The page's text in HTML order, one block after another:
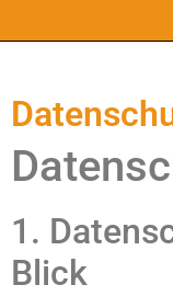
1.
Blick